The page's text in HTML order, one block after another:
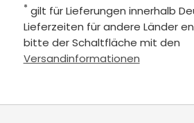
* gilt für Lieferungen innerhalb
Lieferzeiten für andere Länder
bitte der Schaltfläche mit den
Versandinformationen